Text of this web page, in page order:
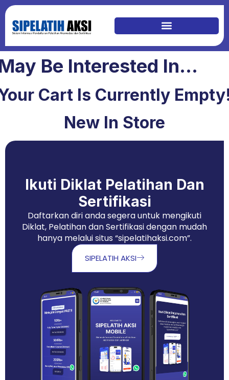
Be Interested In…
Cart Is Currently
New In Store
Ikuti Diklat Pelatihan Dan
Sertifikasi
Daftarkan diri anda segera untuk mengikuti
Diklat, Pelatihan dan Sertifikasi dengan mudah
hanya melalui situs “sipelatihaksi.com”.
SIPELATIH AKSI